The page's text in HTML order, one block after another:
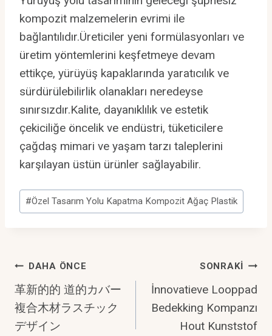
kompozit malzemelerin evrimi ile
bağlantılıdır.Üreticiler yeni formülasyonları ve
üretim yöntemlerini keşfetmeye devam
ettikçe, yürüyüş kapaklarında yaratıcılık ve
sürdürülebilirlik olanakları neredeyse
sınırsızdır.Kalite, dayanıklılık ve estetik
çekiciliğe öncelik ve endüstri, tüketicilere
çağdaş mimari ve yaşam tarzı taleplerini
karşılayan üstün ürünler sağlayabilir.
Post
Tags:
#Özel Tasarım Yolu Kapatma Kompozit Ağaç Plastik
Yazı
Gezinmesi
DAHA ÖNCE
革新的的 道的カバー
複合木材ラスチック
デザイン
SONRAKI
İnnovatieve Looppad
Bedekking Kompanzı
Hout Kunststof